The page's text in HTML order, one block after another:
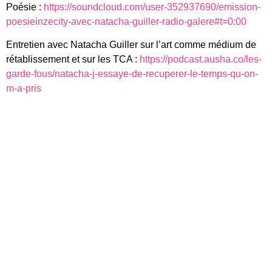
Teenage Kicks - The Undertones
Bad Brains - Positive Mental Attitude
The Minutemen - Corona
Poésie : https://soundcloud.com/user-352937690/emission-
poesieinzecity-avec-natacha-guiller-radio-galere#t=0:00
Entretien avec Natacha Guiller sur l’art comme médium de
rétablissement et sur les TCA : https://podcast.ausha.co/les-
garde-fous/natacha-j-essaye-de-recuperer-le-temps-qu-on-
m-a-pris